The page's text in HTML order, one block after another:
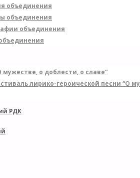
объединения
объединения
объединения
мужестве, о доблести, о славе”
лирико-героической песни “О
РДК